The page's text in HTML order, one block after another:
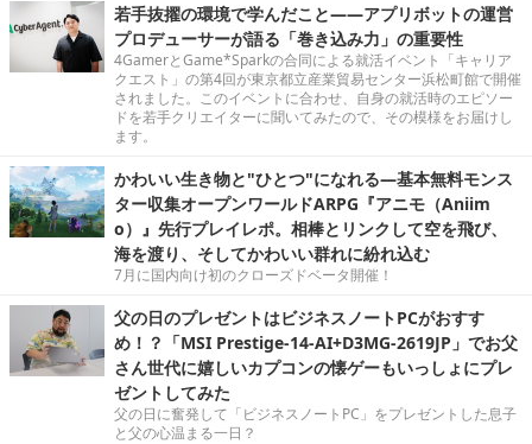
若手抜擢の環境で学んだこと――アプリボットの運営
プロデューサーが語る「巻き込み力」の重要性
4GamerとGame*Sparkの合同による就活イベント「キャリア
クエスト」の第4回が東京都立産業貿易センター浜松町館で開催
されました。このイベントに合わせ、自身の就活時のエピソー
ドを若手クリエイターに聞いてみたので、その模様をお届けし
ます。
かわいい生き物と"ひとつ"になれる―基本無料モンス
ター収集オープンワールドARPG『アニモ（Aniim
o）』先行プレイレポ。相棒とリンクして空を飛び、
海を渡り、そしてかわいい群れに紛れ込む
7月に国内向け初のクローズドベータ開催！
父の日のプレゼントはビジネスノートPCがおすす
め！？「MSI Prestige-14-AI+D3MG-2619JP」でお父
さん世代に嬉しいカプコンの懐ゲーもいっしょにプレ
ゼントしてみた
父の日に奮発して「ビジネスノートPC」をプレゼントした息子
と父の心温まる一日？